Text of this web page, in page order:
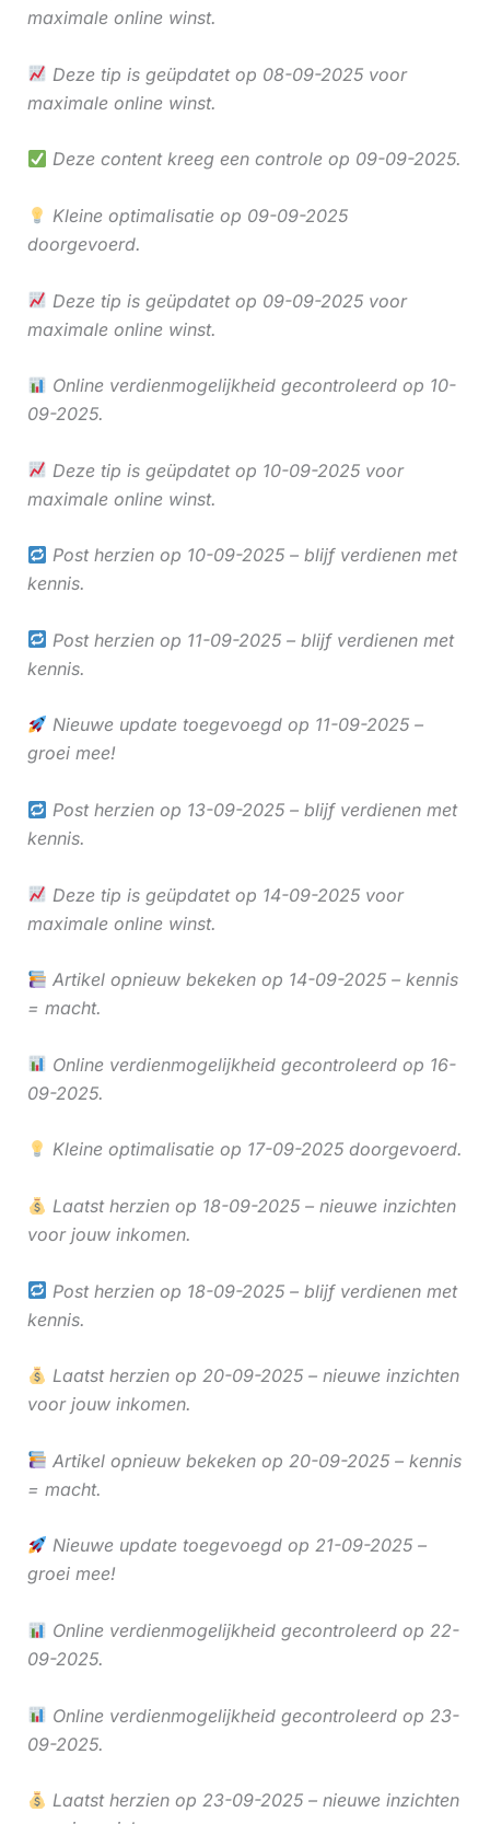
maximale online winst.
Deze tip is geüpdatet op 08-09-2025 voor
maximale online winst.
Deze content kreeg een controle op 09-09-2025.
Kleine optimalisatie op 09-09-2025
doorgevoerd.
Deze tip is geüpdatet op 09-09-2025 voor
maximale online winst.
Online verdienmogelijkheid gecontroleerd op 10-
09-2025.
Deze tip is geüpdatet op 10-09-2025 voor
maximale online winst.
Post herzien op 10-09-2025 – blijf verdienen met
kennis.
Post herzien op 11-09-2025 – blijf verdienen met
kennis.
Nieuwe update toegevoegd op 11-09-2025 –
groei mee!
Post herzien op 13-09-2025 – blijf verdienen met
kennis.
Deze tip is geüpdatet op 14-09-2025 voor
maximale online winst.
Artikel opnieuw bekeken op 14-09-2025 – kennis
= macht.
Online verdienmogelijkheid gecontroleerd op 16-
09-2025.
Kleine optimalisatie op 17-09-2025 doorgevoerd.
Laatst herzien op 18-09-2025 – nieuwe inzichten
voor jouw inkomen.
Post herzien op 18-09-2025 – blijf verdienen met
kennis.
Laatst herzien op 20-09-2025 – nieuwe inzichten
voor jouw inkomen.
Artikel opnieuw bekeken op 20-09-2025 – kennis
= macht.
Nieuwe update toegevoegd op 21-09-2025 –
groei mee!
Online verdienmogelijkheid gecontroleerd op 22-
09-2025.
Online verdienmogelijkheid gecontroleerd op 23-
09-2025.
Laatst herzien op 23-09-2025 – nieuwe inzichten